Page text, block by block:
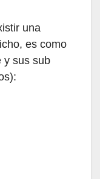
una
es como
y sus sub